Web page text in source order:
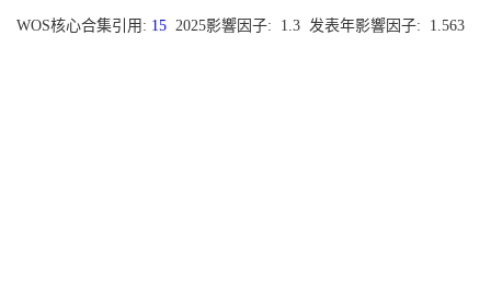
WOS核心合集引用: 15 2025影響因子: 1.3 发表年影響因子: 1.563